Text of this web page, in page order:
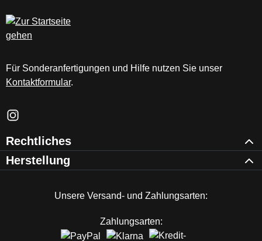
Für Sonderanfertigungen und Hilfe nutzen Sie unser
Kontaktformular.
Schau auf Instagram vorbei – öffnet in neuem Tab (externer
Rechtliches
Herstellung
Unsere Versand- und Zahlungsarten:
Zahlungsarten: